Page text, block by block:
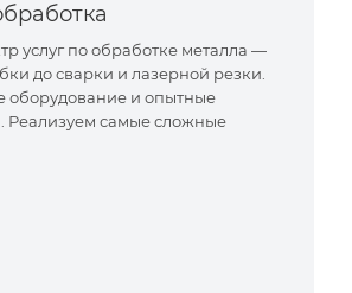
услуг по обработке металла —
до сварки и лазерной резки.
оборудование и опытные
Реализуем самые сложные